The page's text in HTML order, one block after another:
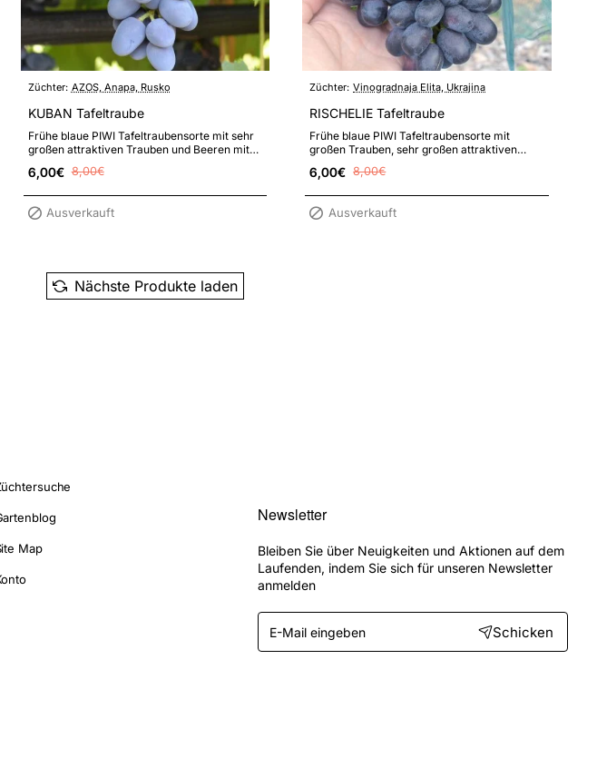
Züchter: AZOS, Anapa, Rusko
KUBAN Tafeltraube
Frühe blaue PIWI Tafeltraubensorte mit sehr
großen attraktiven Trauben und Beeren mit
6,00€ 8,00€
Ausverkauft
Züchter: Vinogradnaja Elita, Ukrajina
RISCHELIE Tafeltraube
Frühe blaue PIWI Tafeltraubensorte mit
großen Trauben, sehr großen attraktiven
6,00€ 8,00€
Ausverkauft
Nächste Produkte laden
Map
Newsletter
Bleiben Sie über Neuigkeiten und Aktionen auf dem
Laufenden, indem Sie sich für unseren Newsletter
anmelden
E-
Mail
eingeben
Schicken